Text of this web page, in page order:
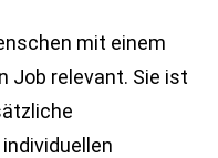
mit einem
Job relevant. Sie ist